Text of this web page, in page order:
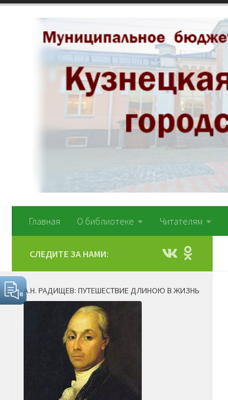
Перейти к содержимому
Главная О библиотеке Читателям
СЛЕДИТЕ ЗА НАМИ:
А.Н. РАДИЩЕВ: ПУТЕШЕСТВИЕ ДЛИНОЮ В ЖИЗНЬ